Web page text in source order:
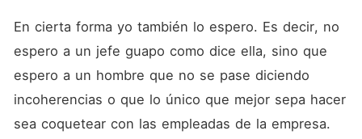
En cierta forma yo también lo espero. Es decir, no
espero a un jefe guapo como dice ella, sino que
espero a un hombre que no se pase diciendo
incoherencias o que lo único que mejor sepa hacer
sea coquetear con las empleadas de la empresa.